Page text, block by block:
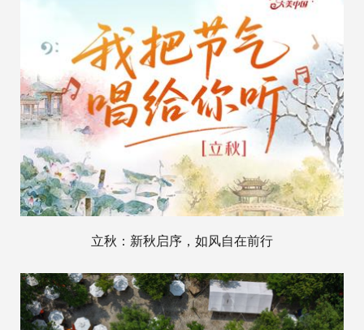
立秋：新秋启序，如风自在前行